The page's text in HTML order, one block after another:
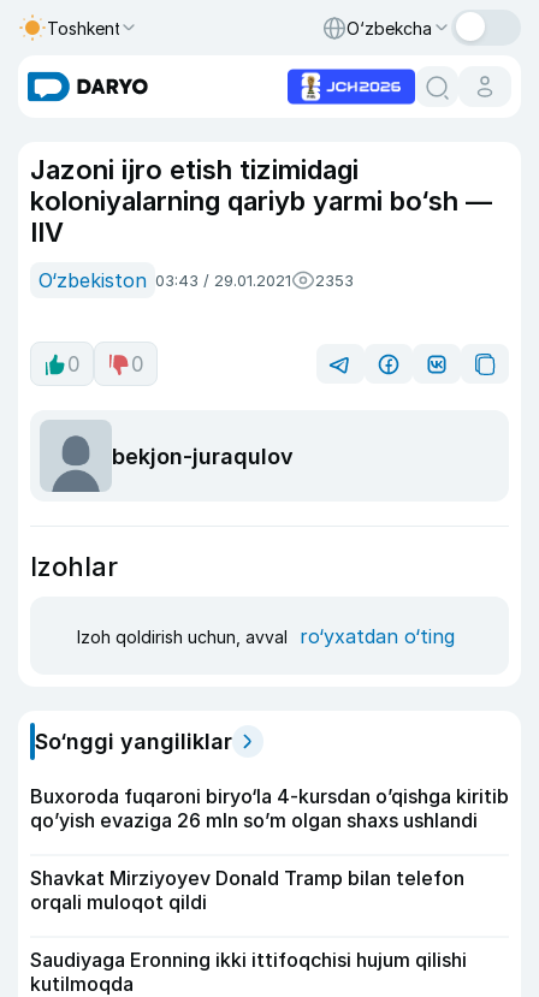
Toshkent O‘zbekcha
Jazoni ijro etish tizimidagi
koloniyalarning qariyb yarmi bo‘sh —
IIV
O‘zbekiston 03:43 / 29.01.2021 2353
0 0
bekjon-juraqulov
Izohlar
Izoh qoldirish uchun, avval ro‘yxatdan o‘ting
So‘nggi yangiliklar
Buxoroda fuqaroni biryo‘la 4-kursdan o’qishga kiritib
qo’yish evaziga 26 mln so’m olgan shaxs ushlandi
Shavkat Mirziyoyev Donald Tramp bilan telefon
orqali muloqot qildi
Saudiyaga Eronning ikki ittifoqchisi hujum qilishi
kutilmoqda